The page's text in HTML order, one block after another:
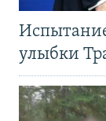
улыбки